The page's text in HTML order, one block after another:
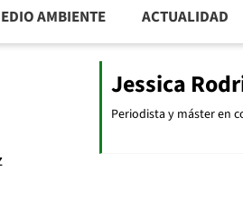
AMBIENTE ACTUALIDAD
Jessica
Periodista y máster en